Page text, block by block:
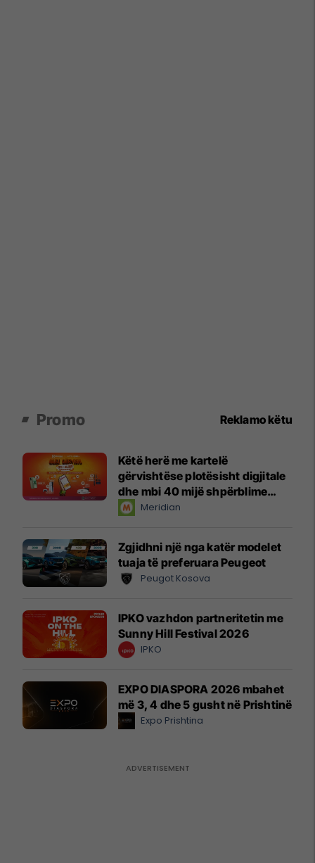
Promo Reklamo këtu
Këtë herë me kartelë
gërvishtëse plotësisht digjitale
dhe mbi 40 mijë shpërblime
instant!Meridian
Zgjidhni një nga katër modelet
tuaja të preferuara Peugeot
Peugot Kosova
IPKO vazhdon partneritetin me
Sunny Hill Festival 2026
IPKO
EXPO DIASPORA 2026 mbahet
më 3, 4 dhe 5 gusht në Prishtinë
Expo Prishtina